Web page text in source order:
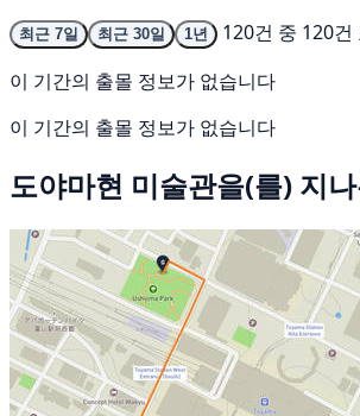
최근 7일 최근 30일 1년
120건 중 120건
이 기간의 출몰 정보가 없습니다
이 기간의 출몰 정보가 없습니다
도야마현 미술관을(를) 지